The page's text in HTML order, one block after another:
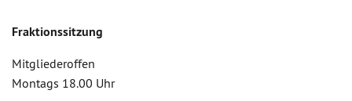
Fraktionssitzung
Mitgliederoffen
Montags 18.00 Uhr